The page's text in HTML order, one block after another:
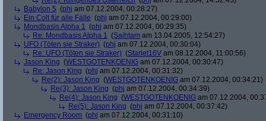
Babylon 5 (phj am 07.12.2004, 00:28:27)
Ein Colt für alle Fälle (phj am 07.12.2004, 00:29:00)
Mondbasis Alpha 1 (phj am 07.12.2004, 00:29:35)
Re: Mondbasis Alpha 1 (Sajhtam am 13.04.2005, 12:54:27)
UFO (Töten sie Straker) (phj am 07.12.2004, 00:30:04)
Re: UFO (Töten sie Straker) (Starlet16V am 08.12.2004, 11:00:56)
Jason King (WESTGOTENKOENIG am 07.12.2004, 00:30:47)
Re: Jason King (phj am 07.12.2004, 00:31:32)
Re(2): Jason King (WESTGOTENKOENIG am 07.12.2004, 00:34:21)
Re(3): Jason King (phj am 07.12.2004, 00:34:39)
Re(4): Jason King (WESTGOTENKOENIG am 07.12.2004,
Re(5): Jason King (phj am 07.12.2004, 00:37:42)
Emergency Room (phj am 07.12.2004, 00:31:10)